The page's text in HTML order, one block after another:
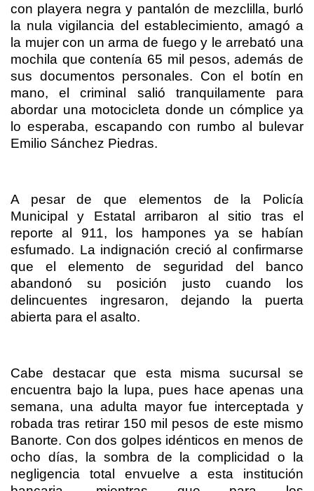
con playera negra y pantalón de mezclilla, burló
la nula vigilancia del establecimiento, amagó a
la mujer con un arma de fuego y le arrebató una
mochila que contenía 65 mil pesos, además de
sus documentos personales. Con el botín en
mano, el criminal salió tranquilamente para
abordar una motocicleta donde un cómplice ya
lo esperaba, escapando con rumbo al bulevar
Emilio Sánchez Piedras.
A pesar de que elementos de la Policía
Municipal y Estatal arribaron al sitio tras el
reporte al 911, los hampones ya se habían
esfumado. La indignación creció al confirmarse
que el elemento de seguridad del banco
abandonó su posición justo cuando los
delincuentes ingresaron, dejando la puerta
abierta para el asalto.
Cabe destacar que esta misma sucursal se
encuentra bajo la lupa, pues hace apenas una
semana, una adulta mayor fue interceptada y
robada tras retirar 150 mil pesos de este mismo
Banorte. Con dos golpes idénticos en menos de
ocho días, la sombra de la complicidad o la
negligencia total envuelve a esta institución